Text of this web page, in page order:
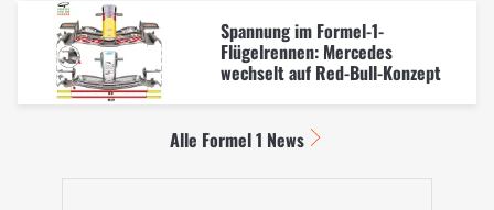
Spannung im Formel-1-
Flügelrennen: Mercedes
wechselt auf Red-Bull-Konzept
Alle Formel 1 News